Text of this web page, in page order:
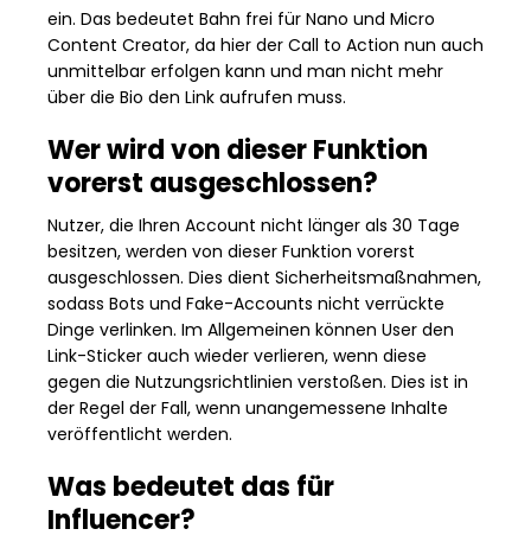
ein. Das bedeutet Bahn frei für Nano und Micro
Content Creator, da hier der Call to Action nun auch
unmittelbar erfolgen kann und man nicht mehr
über die Bio den Link aufrufen muss.
Wer wird von dieser Funktion
vorerst ausgeschlossen?
Nutzer, die Ihren Account nicht länger als 30 Tage
besitzen, werden von dieser Funktion vorerst
ausgeschlossen. Dies dient Sicherheitsmaßnahmen,
sodass Bots und Fake-Accounts nicht verrückte
Dinge verlinken. Im Allgemeinen können User den
Link-Sticker auch wieder verlieren, wenn diese
gegen die Nutzungsrichtlinien verstoßen. Dies ist in
der Regel der Fall, wenn unangemessene Inhalte
veröffentlicht werden.
Was bedeutet das für
Influencer?